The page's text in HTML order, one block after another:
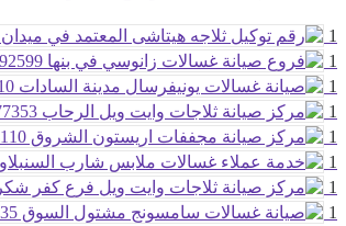
1
1
1
1
1
1
1
1